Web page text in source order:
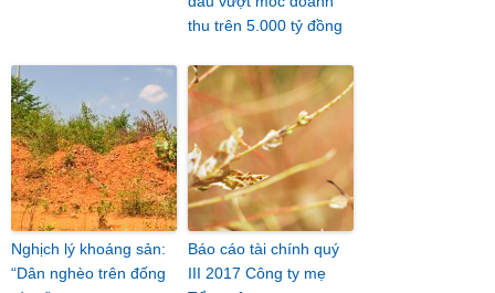
thu trên 5.000 tỷ đồng
Nghịch lý khoáng sản:
“Dân nghèo trên đống
Báo cáo tài chính quý
III 2017 Công ty mẹ